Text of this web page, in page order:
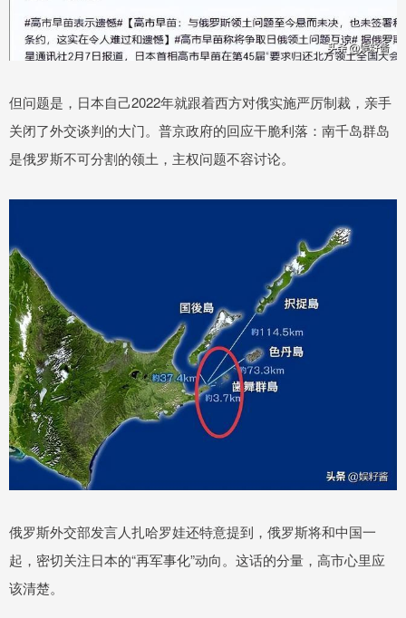
但问题是，日本自己2022年就跟着西方对俄实施严厉制裁，亲手
关闭了外交谈判的大门。普京政府的回应干脆利落：南千岛群岛
是俄罗斯不可分割的领土，主权问题不容讨论。
俄罗斯外交部发言人扎哈罗娃还特意提到，俄罗斯将和中国一
起，密切关注日本的“再军事化”动向。这话的分量，高市心里应
该清楚。